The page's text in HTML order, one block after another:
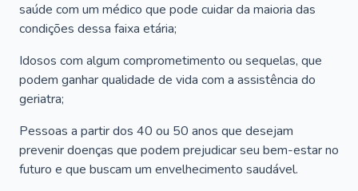
saúde com um médico que pode cuidar da maioria das
condições dessa faixa etária;
Idosos com algum comprometimento ou sequelas, que
podem ganhar qualidade de vida com a assistência do
geriatra;
Pessoas a partir dos 40 ou 50 anos que desejam
prevenir doenças que podem prejudicar seu bem-estar no
futuro e que buscam um envelhecimento saudável.